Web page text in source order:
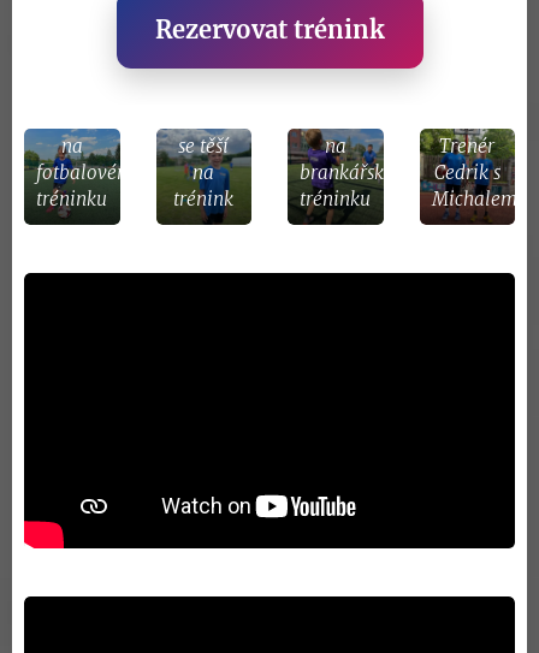
Rezervovat trénink
na
fotbalovém
tréninku
se těší
na
trénink
na
brankářském
tréninku
Trenér
Cedrik s
Michalem